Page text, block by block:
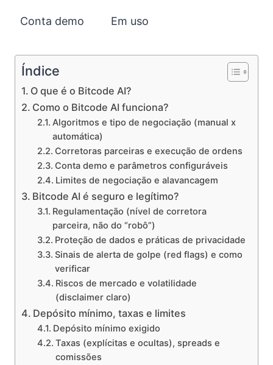
Conta demo Em uso
Índice
O que é o Bitcode AI?
Como o Bitcode AI funciona?
Algoritmos e tipo de negociação (manual x
automática)
Corretoras parceiras e execução de ordens
Conta demo e parâmetros configuráveis
Limites de negociação e alavancagem
Bitcode AI é seguro e legítimo?
Regulamentação (nível de corretora
parceira, não do “robô”)
Proteção de dados e práticas de privacidade
Sinais de alerta de golpe (red flags) e como
verificar
Riscos de mercado e volatilidade
(disclaimer claro)
Depósito mínimo, taxas e limites
Depósito mínimo exigido
Taxas (explícitas e ocultas), spreads e
comissões